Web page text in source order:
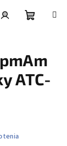
košík
ATC-